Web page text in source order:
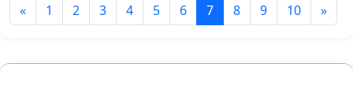
« 1 2 3 4 5 6 7 8 9 10 »